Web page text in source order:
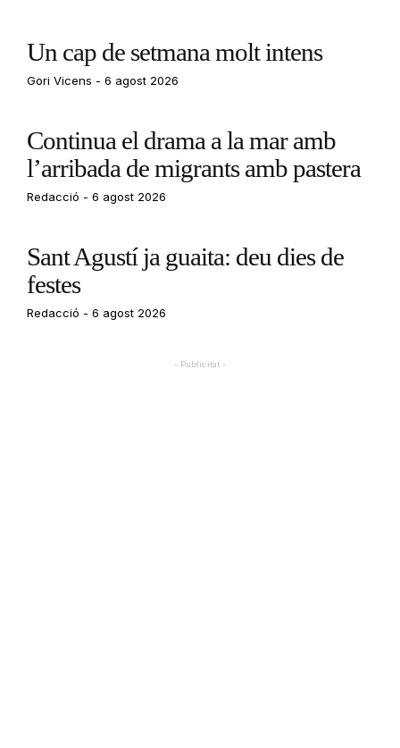
Un cap de setmana molt intens
Gori Vicens 6 agost 2026
Continua el drama a la mar amb
l’arribada de migrants amb pastera
Redacció 6 agost 2026
Sant Agustí ja guaita: deu dies de
festes
Redacció 6 agost 2026
- Publicitat -